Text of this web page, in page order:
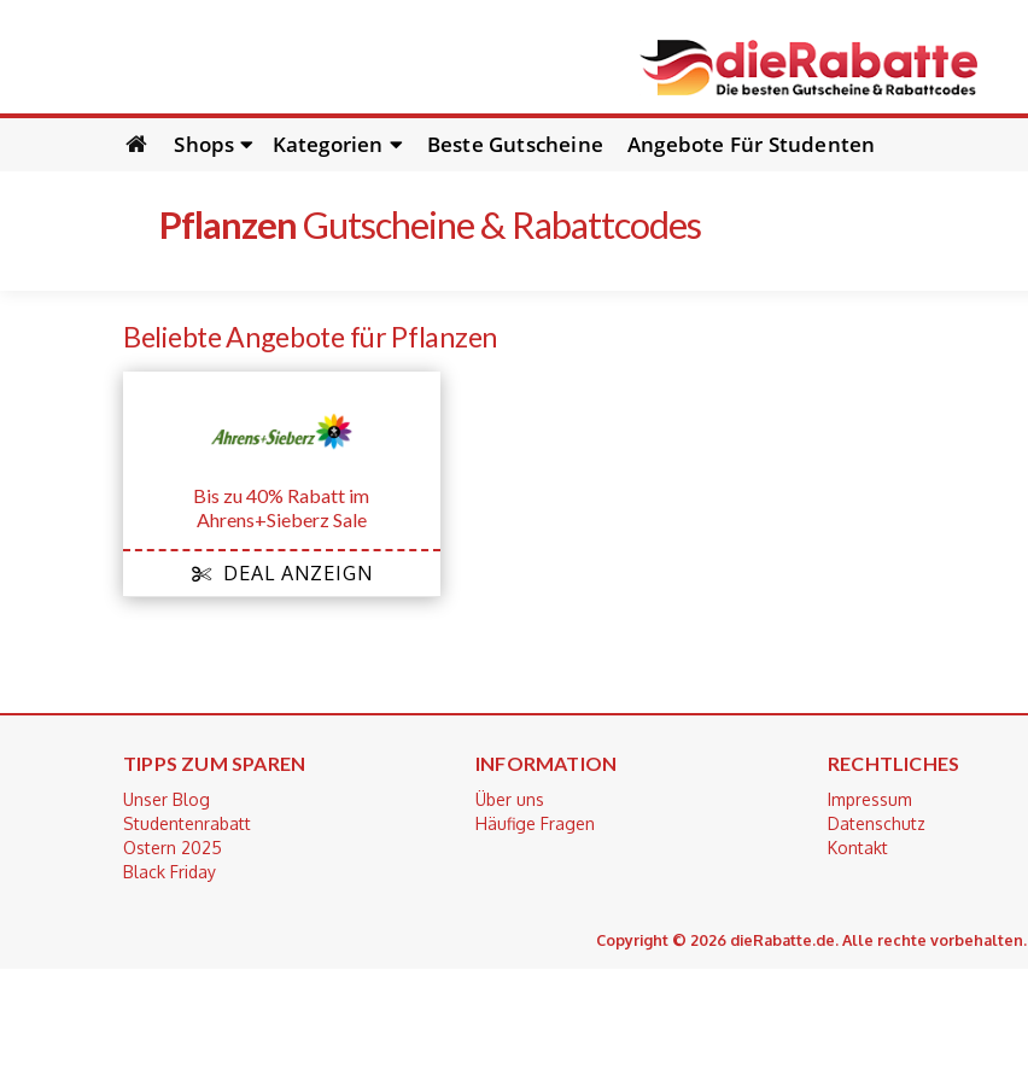
Skip
to
Shops Kategorien Beste Gutscheine Angebote Für Studenten
PflanzenGutscheine & Rabattcodes
Beliebte Angebote für Pflanzen
Bis zu 40% Rabatt im
Ahrens+Sieberz Sale
DEAL ANZEIGN
TIPPS ZUM SPAREN
Unser Blog
Studentenrabatt
Ostern 2025
Black Friday
INFORMATION
Über uns
Häufige Fragen
RECHTLICHES
Impressum
Datenschutz
Kontakt
Copyright © 2026 dieRabatte.de. Alle rechte vorbehalten.